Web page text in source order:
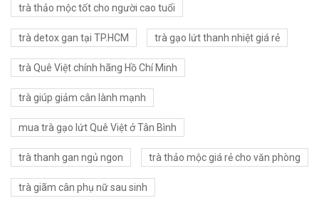
trà thảo mộc tốt cho người cao tuổi
trà detox gan tại TP.HCM trà gạo lứt thanh nhiệt giá rẻ
trà Quê Việt chính hãng Hồ Chí Minh
trà giúp giảm cân lành mạnh
mua trà gạo lứt Quê Việt ở Tân Bình
trà thanh gan ngủ ngon trà thảo mộc giá rẻ cho văn phòng
trà giãm cân phụ nữ sau sinh